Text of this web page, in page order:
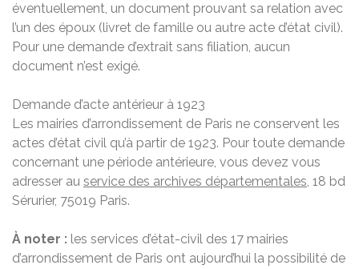
éventuellement, un document prouvant sa relation avec
l’un des époux (livret de famille ou autre acte d’état civil).
Pour une demande d’extrait sans filiation, aucun
document n’est exigé.
Demande d’acte antérieur à 1923
Les mairies d’arrondissement de Paris ne conservent les
actes d’état civil qu’à partir de 1923. Pour toute demande
concernant une période antérieure, vous devez vous
adresser au service des archives départementales, 18 bd
Sérurier, 75019 Paris.
À noter : les services d’état-civil des 17 mairies
d’arrondissement de Paris ont aujourd’hui la possibilité de